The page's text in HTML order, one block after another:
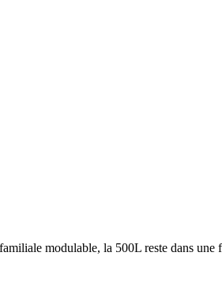
modulable, la 500L reste dans une